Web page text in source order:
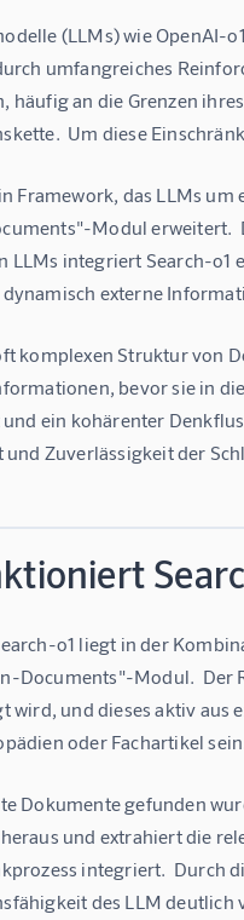
(LLMs) wie OpenAI-
umfangreiches
häufig an die Grenzen
Um diese
Framework, das LLMs
Modul erweitert.
LLMs integriert Search-o1
externe
komplexen Struktur von
bevor sie in
ein kohärenter
und Zuverlässigkeit der
o1 liegt in der
Documents"-Modul.  Der
wird, und dieses aktiv aus
oder Fachartikel
Dokumente gefunden
und extrahiert die
integriert.  Durch
des LLM deutlich